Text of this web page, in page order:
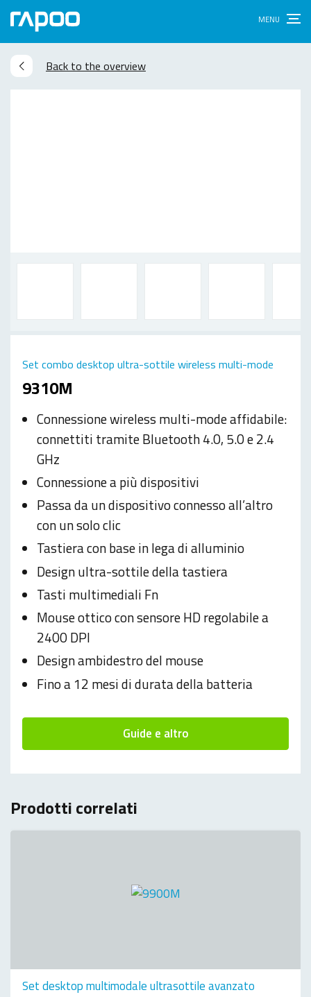
Back to the overview
9310M
Set combo desktop ultra-sottile wireless multi-mode
Connessione wireless multi-mode affidabile:
connettiti tramite Bluetooth 4.0, 5.0 e 2.4
GHz
Connessione a più dispositivi
Passa da un dispositivo connesso all’altro
con un solo clic
Tastiera con base in lega di alluminio
Design ultra-sottile della tastiera
Tasti multimediali Fn
Mouse ottico con sensore HD regolabile a
2400 DPI
Design ambidestro del mouse
Fino a 12 mesi di durata della batteria
Guide e altro
Prodotti correlati
Set desktop multimodale ultrasottile avanzato